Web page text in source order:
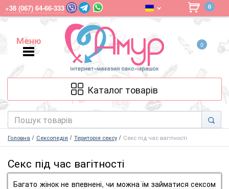
+38 (067) 64-66-333 0
Меню
Меню
0
Каталог товарів
Головна Сексопедія Територія сексу Секс під час вагітності
Секс під час вагітності
Багато жінок не впевнені, чи можна їм займатися сексом